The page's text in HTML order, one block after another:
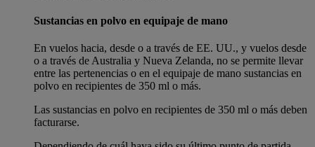
Sustancias en polvo en equipaje de mano
En vuelos hacia, desde o a través de EE. UU., y vuelos desde
o a través de Australia y Nueva Zelanda, no se permite llevar
entre las pertenencias o en el equipaje de mano sustancias en
polvo en recipientes de 350 ml o más.
Las sustancias en polvo en recipientes de 350 ml o más deben
facturarse.